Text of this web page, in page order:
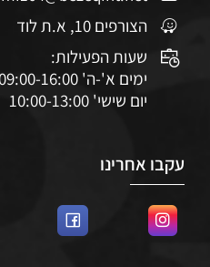
הצורפים 10, א.ת לוד
שעות הפעילות:
ימים א'-ה' 09:00-16:00
יום שישי' 10:00-13:00
עקבו אחרינו